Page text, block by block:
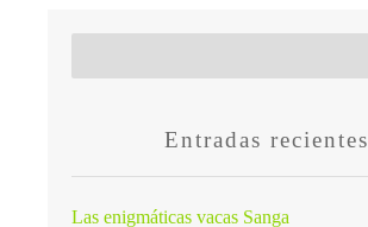
Entradas recientes
Las enigmáticas vacas Sanga